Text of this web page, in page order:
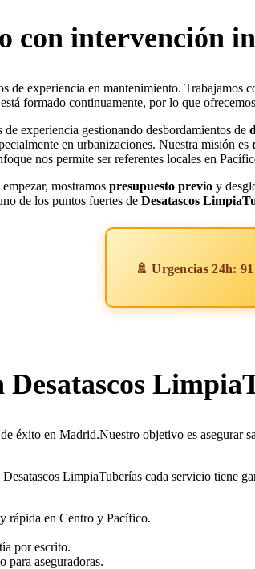
con intervención
de experiencia en mantenimiento.
formado continuamente, por lo que
de experiencia gestionando desbordamientos de
en urbanizaciones. Nuestra misión es
nos permite ser referentes locales en
mostramos presupuesto previo y
de los puntos fuertes de Desatascos
🚿 Urgencias 24h:
Desatascos
éxito en Madrid.Nuestro objetivo es asegurar
LimpiaTuberías cada servicio tiene
rápida en Centro y Pacífico.
por escrito.
para aseguradoras.